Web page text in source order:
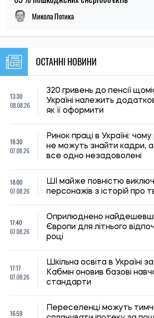
17:40
07.08.26
Оприлюднено найдешевші
Європи для літнього
17:17
07.08.26
Кабмін оновив базові
16:59
07.08.26
Переселенці можуть
сплачувати іпотеку за
житло: умови та порядок
16:30
07.08.26
Температура до +39
за добу було побито 13
рекордів
15:59
Банк попросив надати
походження коштів: чому
ігнорувати це
15:30
Грошова допомога до 12
мешканців Кривого Рогу:
заявку на виплати
14:59
В Україні переглянули
лікарняних: хто не
компенсацію у 2026 році